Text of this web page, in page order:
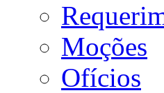
Moções
Ofícios